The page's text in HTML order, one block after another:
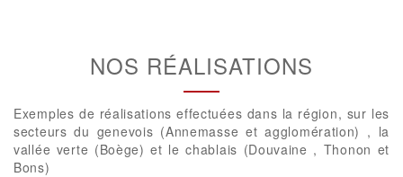
NOS RÉALISATIONS
Exemples de réalisations effectuées dans la région, sur les
secteurs du genevois (Annemasse et agglomération) , la
vallée verte (Boège) et le chablais (Douvaine , Thonon et
Bons)